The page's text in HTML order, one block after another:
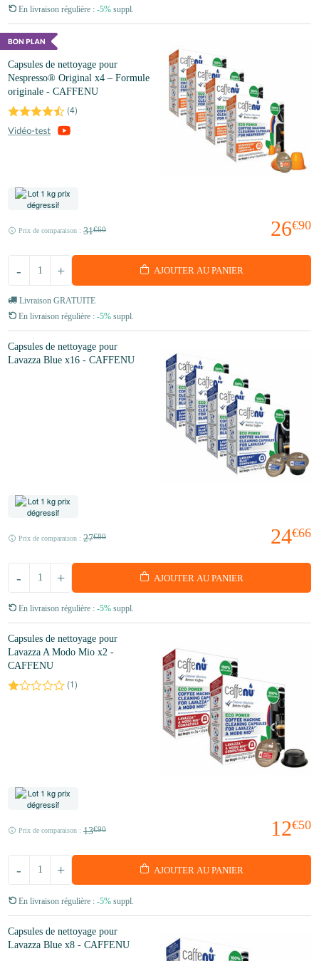
En livraison régulière : -5% suppl.
Capsules de nettoyage pour
Nespresso® Original x4 – Formule
originale - CAFFENU
(4)
26€90
Prix de comparaison : 31€60
+
- AJOUTER AU PANIER
Livraison GRATUITE
En livraison régulière : -5% suppl.
Capsules de nettoyage pour
Lavazza Blue x16 - CAFFENU
24€66
Prix de comparaison : 27€80
+
- AJOUTER AU PANIER
En livraison régulière : -5% suppl.
Capsules de nettoyage pour
Lavazza A Modo Mio x2 -
CAFFENU
(1)
12€50
Prix de comparaison : 13€90
+
- AJOUTER AU PANIER
En livraison régulière : -5% suppl.
Capsules de nettoyage pour
Lavazza Blue x8 - CAFFENU